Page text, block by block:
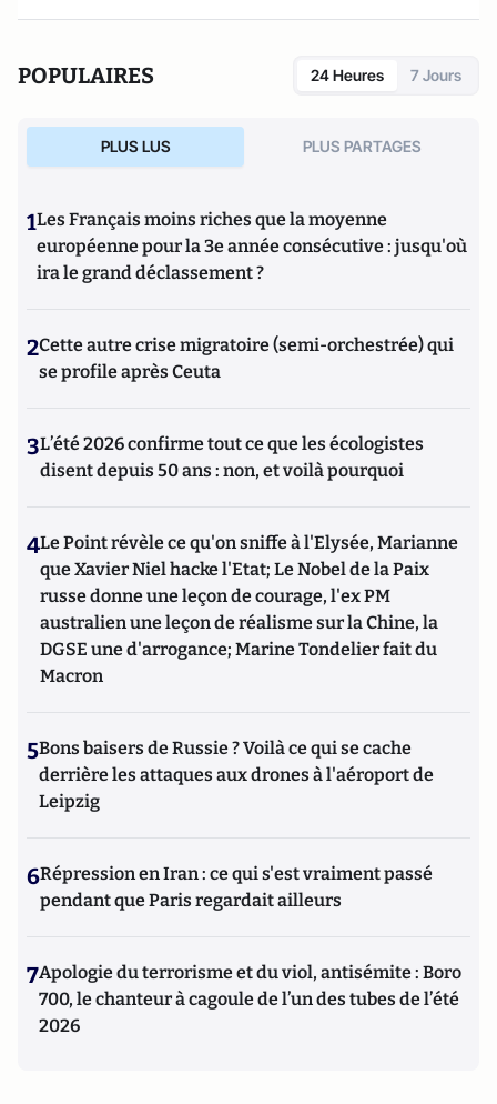
POPULAIRES 24 Heures 7 Jours
PLUS LUS PLUS PARTAGES
1Les Français moins riches que la moyenne
européenne pour la 3e année consécutive : jusqu'où
ira le grand déclassement ?
2Cette autre crise migratoire (semi-orchestrée) qui
se profile après Ceuta
3L’été 2026 confirme tout ce que les écologistes
disent depuis 50 ans : non, et voilà pourquoi
4Le Point révèle ce qu'on sniffe à l'Elysée, Marianne
que Xavier Niel hacke l'Etat; Le Nobel de la Paix
russe donne une leçon de courage, l'ex PM
australien une leçon de réalisme sur la Chine, la
DGSE une d'arrogance; Marine Tondelier fait du
Macron
5Bons baisers de Russie ? Voilà ce qui se cache
derrière les attaques aux drones à l'aéroport de
Leipzig
6Répression en Iran : ce qui s'est vraiment passé
pendant que Paris regardait ailleurs
7Apologie du terrorisme et du viol, antisémite : Boro
700, le chanteur à cagoule de l’un des tubes de l’été
2026